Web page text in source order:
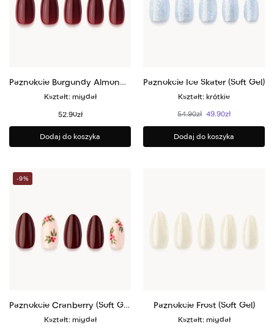
Paznokcie Burgundy Almond (Soft Gel)
Kształt: migdał
52.90zł
Dodaj do koszyka
Paznokcie Ice Skater (Soft Gel)
Kształt: krótkie
54.90zł 49.90zł
Dodaj do koszyka
-9%
Paznokcie Cranberry (Soft Gel)
Kształt: migdał
Paznokcie Frost (Soft Gel)
Kształt: migdał